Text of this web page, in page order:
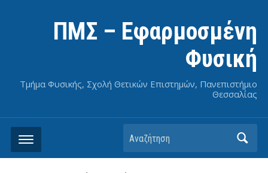
ΠΜΣ – Εφαρμοσμένη
Φυσική
Τμήμα Φυσικής, Σχολή Θετικών Επιστημών, Πανεπιστήμιο
Θεσσαλίας
Αναζήτηση